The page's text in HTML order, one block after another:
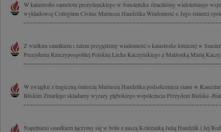
W katastrofie samolotu prezydenckiego w Smoleńsku straciliśmy wieloletniego
wykładowcę Collegium Civitas Mariusza Handzlika Wiadomość o Jego śmierci
Z wielkim smutkiem i żalem przyjęliśmy wiadomość o katastrofie lotniczej w
Prezydenta Rzeczypospolitej Polskiej Lecha Kaczyńskiego z Małżonką Marią
W związku z tragiczną śmiercią Mariusza Handzlika podsekretarza stanu w
Bliskim Zmarłego składamy wyrazy głębokiego współczucia Prezydent Bielska -
Napełnieni smutkiem łączymy się w bólu z naszą Koleżanką Julią Handzlik i Jej